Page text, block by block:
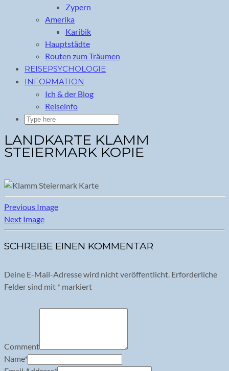
Zypern
Amerika
Karibik
Hauptstädte
Routen zum Träumen
REISEPSYCHOLOGIE
INFORMATION
Ich & der Blog
Reiseinfo
LANDKARTE KLAMM
STEIERMARK KOPIE
Previous Image
Next Image
SCHREIBE EINEN KOMMENTAR
Deine E-Mail-Adresse wird nicht veröffentlicht. Erforderliche
Felder sind mit * markiert
Comment
Name*